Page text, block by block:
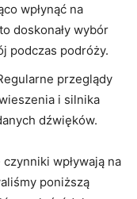
wpłynąć na
doskonały wybór
podczas podróży.
​przeglądy
i silnika
⁣dźwięków.
wpływają⁤ na
poniższą